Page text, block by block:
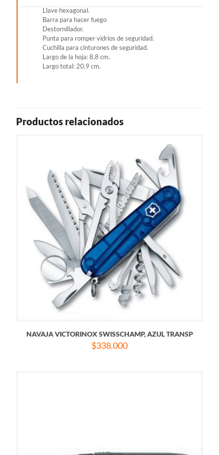
Llave hexagonal.
Barra para hacer fuego
Destornillador.
Punta para romper vidrios de seguridad.
Cuchilla para cinturones de seguridad.
Largo de la hoja: 8,8 cm.
Largo total: 20,9 cm.
Productos relacionados
NAVAJA VICTORINOX SWISSCHAMP, AZUL TRANSP
$338.000